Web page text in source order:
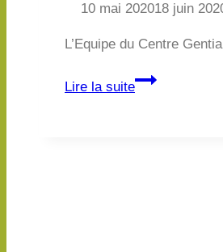
10 mai 202018 juin
L’Equipe du Centre
Lire la suite
Notre